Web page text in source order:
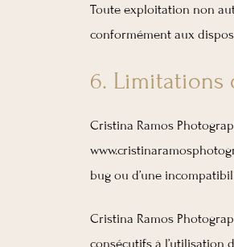
Toute exploitation non
conformément aux
6. Limitations
Cristina Ramos
bug ou d’une
Cristina Ramos
consécutifs à l’utilisation